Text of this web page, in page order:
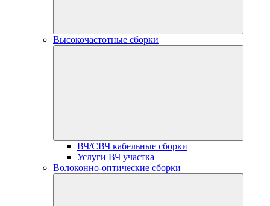
Высокочастотные сборки
ВЧ/СВЧ кабельные сборки
Услуги ВЧ участка
Волоконно-оптические сборки